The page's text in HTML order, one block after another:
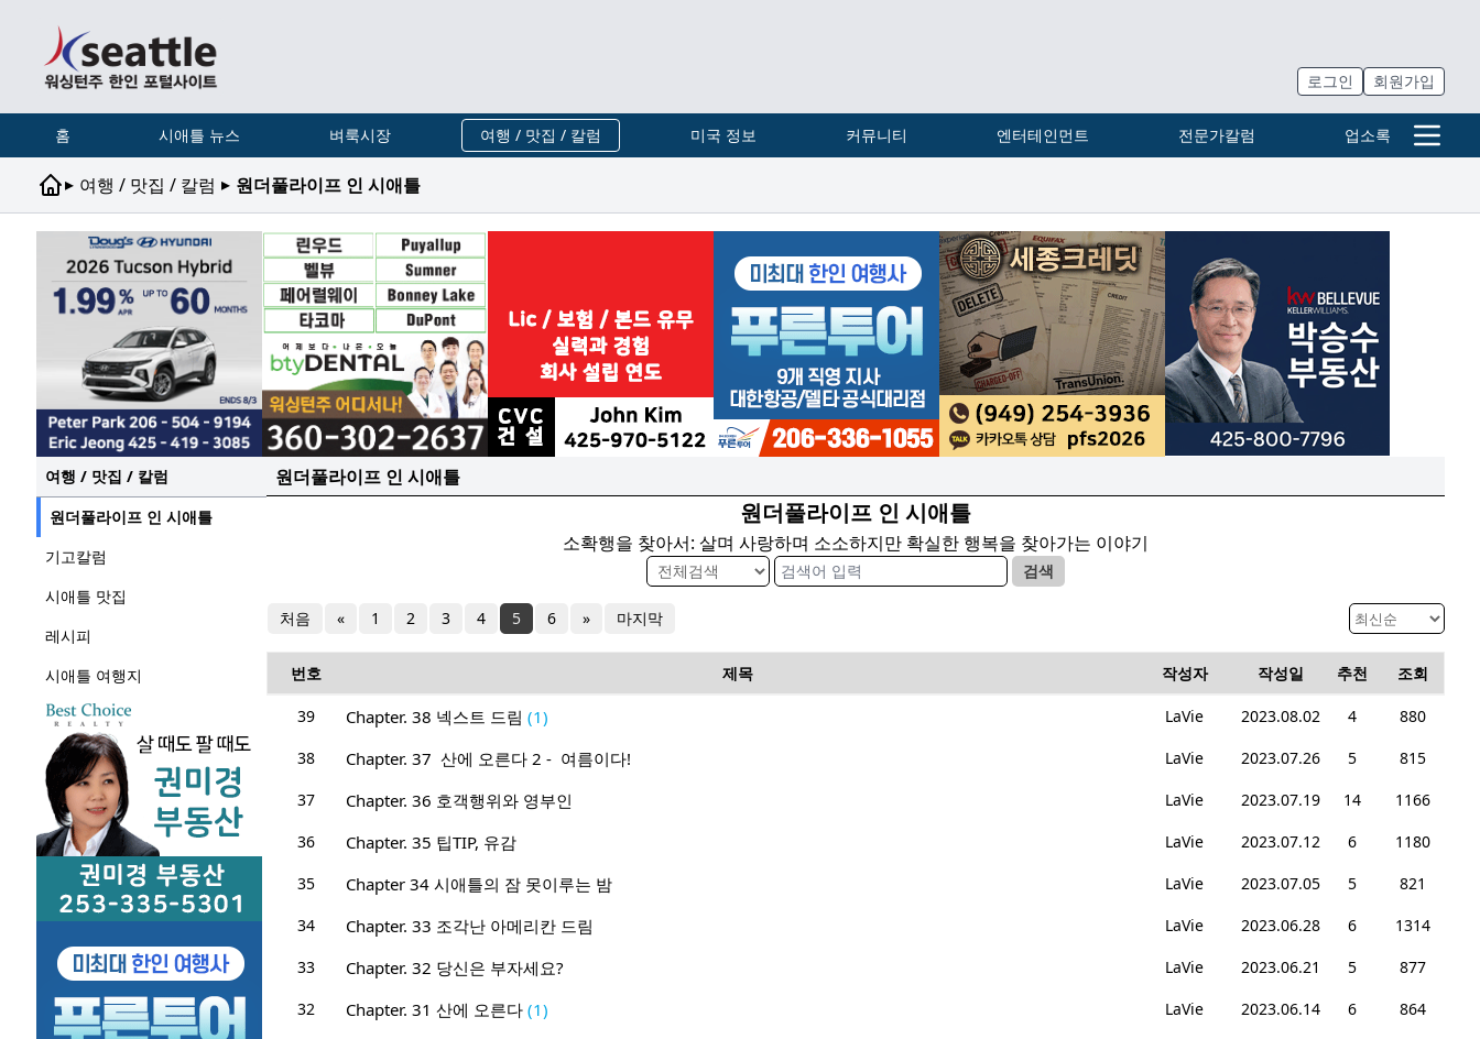
로그인 회원가입
홈 시애틀 뉴스 벼룩시장 여행 / 맛집 / 칼럼 미국 정보 커뮤니티 엔터테인먼트 전문가칼럼 업소록
▸ 여행 / 맛집 / 칼럼 ▸ 원더풀라이프 인 시애틀
여행 / 맛집 / 칼럼
원더풀라이프 인 시애틀
기고칼럼
시애틀 맛집
레시피
시애틀 여행지
원더풀라이프 인 시애틀
원더풀라이프 인 시애틀
소확행을 찾아서: 살며 사랑하며 소소하지만 확실한 행복을 찾아가는 이야기
검색
처음 « 1 2 3 4 5 6 » 마지막
번호 제목 작성자 작성일 추천 조회
39 Chapter. 38 넥스트 드림 (1) LaVie 2023.08.02 4
880
38
Chapter. 37 산에 오른다 2 - 여름이다! LaVie 2023.07.26 5
815
37
Chapter. 36 호객행위와 영부인 LaVie 2023.07.19 14
1166
36
Chapter. 35 팁TIP, 유감 LaVie 2023.07.12 6
1180
35
Chapter 34 시애틀의 잠 못이루는 밤 LaVie 2023.07.05 5
821
34
Chapter. 33 조각난 아메리칸 드림 LaVie 2023.06.28 6
1314
33
Chapter. 32 당신은 부자세요? LaVie 2023.06.21 5
877
32
Chapter. 31 산에 오른다 (1) LaVie 2023.06.14 6
864